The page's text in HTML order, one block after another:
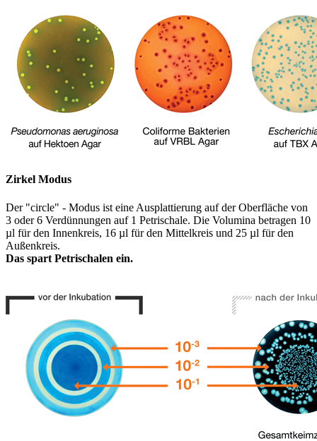
Zirkel Modus
Der "circle" - Modus ist eine Ausplattierung auf der Oberfläche von
3 oder 6 Verdünnungen auf 1 Petrischale. Die Volumina betragen 10
µl für den Innenkreis, 16 µl für den Mittelkreis und 25 µl für den
Außenkreis.
Das spart Petrischalen ein.